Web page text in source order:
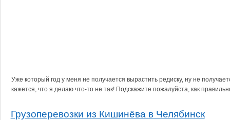
Уже который год у меня не получается вырастить редиску, ну не
кажется, что я делаю что-то не так! Подскажите пожалуйста, как
Грузоперевозки из Кишинёва в Челябинск